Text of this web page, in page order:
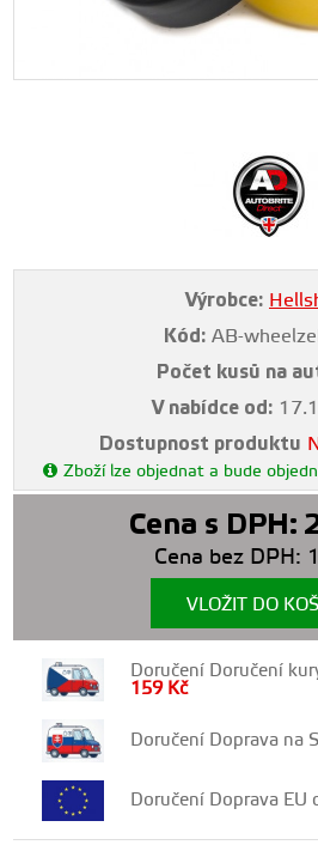
Výrobce:
Kód: AB-
Počet kusů na
V nabídce od:
Dostupnost produktu
Zboží lze objednat a bude
Cena s DPH:
Cena bez DPH:
VLOŽIT DO
Doručení Doručení
159 Kč
Doručení Doprava na
Doručení Doprava EU